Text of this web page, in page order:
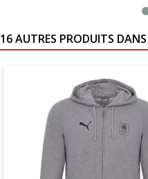
16 AUTRES PRODUITS